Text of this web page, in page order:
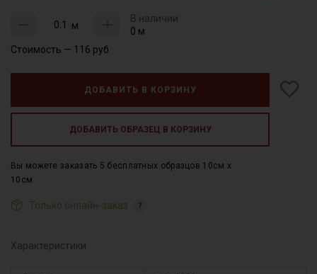
м
В наличии
0 м
Стоимость — 116 руб
ДОБАВИТЬ В КОРЗИНУ
ДОБАВИТЬ ОБРАЗЕЦ В КОРЗИНУ
Вы можете заказать 5 бесплатных образцов 10см x
10см
Только онлайн-заказ
Характеристики